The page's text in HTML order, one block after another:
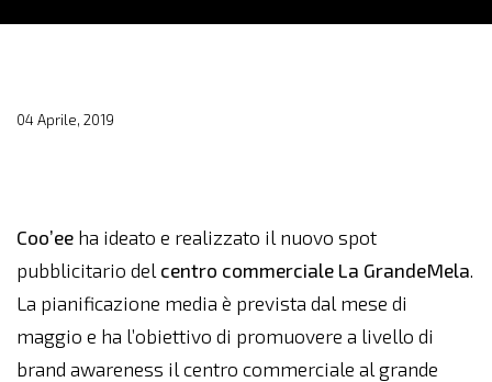
04 Aprile, 2019
Coo’ee ha ideato e realizzato il nuovo spot
pubblicitario del centro commerciale La GrandeMela.
La pianificazione media è prevista dal mese di
maggio e ha l’obiettivo di promuovere a livello di
brand awareness il centro commerciale al grande